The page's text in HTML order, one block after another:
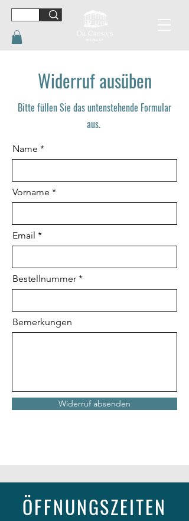
Widerruf ausüben
Bitte füllen Sie das untenstehende Formular
aus.
Name
Vorname
Email
Bestellnummer
Bemerkungen
Widerruf absenden
ÖFFNUNGSZEITEN